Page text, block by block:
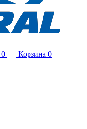
0 Корзина 0